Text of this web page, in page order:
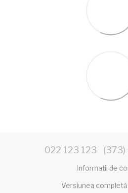
022 123 123 (373)
Informații de
Versiunea